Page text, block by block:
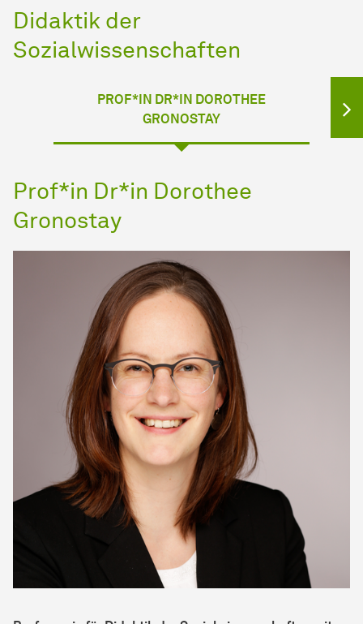
Didaktik der
Sozialwissenschaften
PROF*IN DR*IN DOROTHEE
GRONOSTAY
Prof*in Dr*in Dorothee
Gronostay